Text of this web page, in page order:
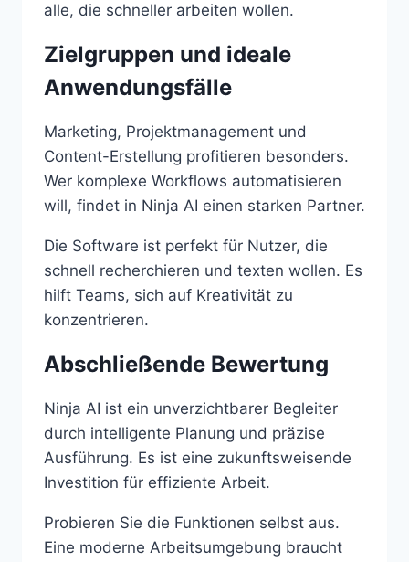
alle, die schneller arbeiten wollen.
Zielgruppen und ideale
Anwendungsfälle
Marketing, Projektmanagement und
Content-Erstellung profitieren besonders.
Wer komplexe Workflows automatisieren
will, findet in Ninja AI einen starken Partner.
Die Software ist perfekt für Nutzer, die
schnell recherchieren und texten wollen. Es
hilft Teams, sich auf Kreativität zu
konzentrieren.
Abschließende Bewertung
Ninja AI ist ein unverzichtbarer Begleiter
durch intelligente Planung und präzise
Ausführung. Es ist eine zukunftsweisende
Investition für effiziente Arbeit.
Probieren Sie die Funktionen selbst aus.
Eine moderne Arbeitsumgebung braucht